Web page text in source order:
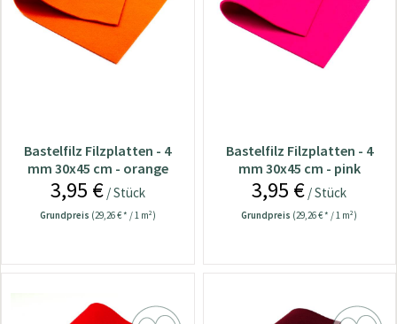
Bastelfilz Filzplatten - 4
mm 30x45 cm - orange
3,95 €/ Stück
Grundpreis (29,26 € * / 1 m²)
Bastelfilz Filzplatten - 4
mm 30x45 cm - pink
3,95 € / Stück
Grundpreis (29,26 € * / 1 m²)